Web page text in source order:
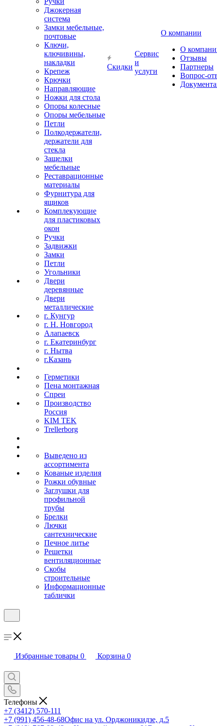
Джокерная
система
Замки мебельные,
почтовые
Ключи,
ключивины,
накладки
Крепеж
Крючки
Направляющие
Ножки для стола
Опоры колесные
Опоры мебельные
Петли
Полкодержатели,
держатели для
стекла
Защелки
мебельные
Реставрационные
материалы
Фурнитура для
ящиков
Комплекующие
для пластиковых
окон
Ручки
Задвижки
Замки
Петли
Угольники
Двери
деревянные
Двери
металлические
г. Кунгур
г. Н. Новгород
Алапаевск
г. Екатеринбург
г. Нытва
г.Казань
Герметики
Пена монтажная
Спреи
Производство
Россия
KIM TEK
Trellerborg
Выведено из
ассортимента
Кованые изделия
Рожки обувные
Заглушки для
профильной
трубы
Брелки
Лючки
сантехнические
Печное литье
Решетки
вентиляционные
Скобы
строительные
Информационные
таблички
Скидки
Сервис
и
услуги
О компании
О
Отзывы
Партнеры
Вопрос-
Избранные товары 0 Корзина 0
Телефоны
+7 (3412) 570-111
+7 (991) 456-48-68Офис на ул. Орджоникидзе, д.5